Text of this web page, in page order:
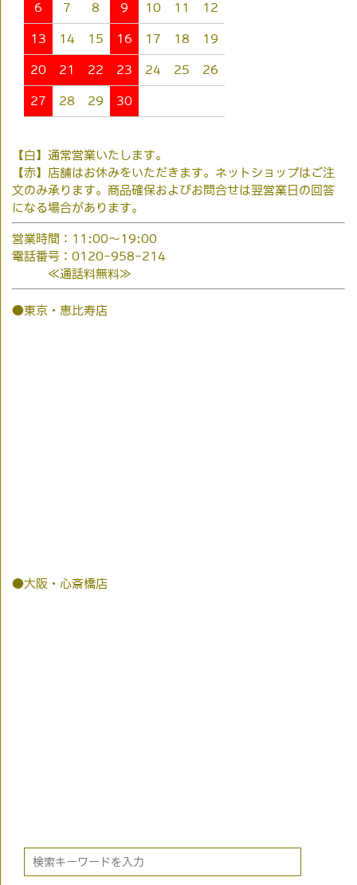
6 7 8 9 10 11 12
13 14 15 16 17 18 19
20 21 22 23 24 25 26
27 28 29 30
【白】通常営業いたします。
【赤】店舗はお休みをいただきます。ネットショップはご注
文のみ承ります。商品確保およびお問合せは翌営業日の回答
になる場合があります。
営業時間：11:00～19:00
電話番号：0120-958-214
≪通話料無料≫
●東京・恵比寿店
●大阪・心斎橋店